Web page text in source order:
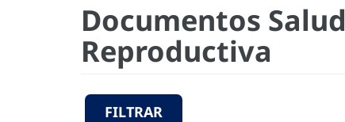
Documentos
Reproductiva
FILTRAR